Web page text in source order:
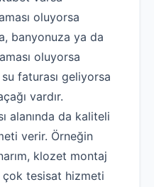
oluyorsa
banyonuza ya da
oluyorsa
faturası geliyorsa
vardır.
alanında da kaliteli
verir. Örneğin
klozet montaj
tesisat hizmeti